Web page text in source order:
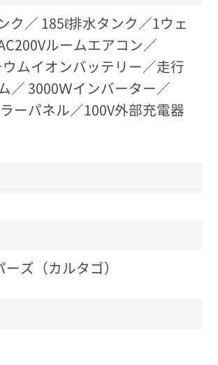
ク／ 185ℓ排水タンク／1ウェ
ルームエアコン／
ムイオンバッテリー／走行
／ 3000Ｗインバーター／
ーパネル／100V外部充電器
ズ（カルタゴ）